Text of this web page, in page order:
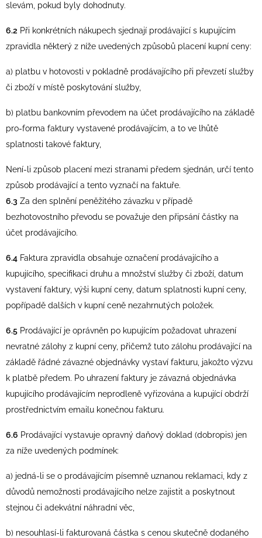
slevám, pokud byly dohodnuty.
6.2 Při konkrétních nákupech sjednají prodávající s kupujícím
zpravidla některý z níže uvedených způsobů placení kupní ceny:
a) platbu v hotovosti v pokladně prodávajícího při převzetí služby
či zboží v místě poskytování služby,
b) platbu bankovním převodem na účet prodávajícího na základě
pro-forma faktury vystavené prodávajícím, a to ve lhůtě
splatnosti takové faktury,
Není-li způsob placení mezi stranami předem sjednán, určí tento
způsob prodávající a tento vyznačí na faktuře.
6.3 Za den splnění peněžitého závazku v případě
bezhotovostního převodu se považuje den připsání částky na
účet prodávajícího.
6.4 Faktura zpravidla obsahuje označení prodávajícího a
kupujícího, specifikaci druhu a množství služby či zboží, datum
vystavení faktury, výši kupní ceny, datum splatnosti kupní ceny,
popřípadě dalších v kupní ceně nezahrnutých položek.
6.5 Prodávající je oprávněn po kupujícím požadovat uhrazení
nevratné zálohy z kupní ceny, přičemž tuto zálohu prodávající na
základě řádné závazné objednávky vystaví fakturu, jakožto výzvu
k platbě předem. Po uhrazení faktury je závazná objednávka
kupujícího prodávajícím neprodleně vyřizována a kupující obdrží
prostřednictvím emailu konečnou fakturu.
6.6 Prodávající vystavuje opravný daňový doklad (dobropis) jen
za níže uvedených podmínek:
a) jedná-li se o prodávajícím písemně uznanou reklamaci, kdy z
důvodů nemožnosti prodávajícího nelze zajistit a poskytnout
stejnou či adekvátní náhradní věc,
b) nesouhlasí-li fakturovaná částka s cenou skutečně dodaného